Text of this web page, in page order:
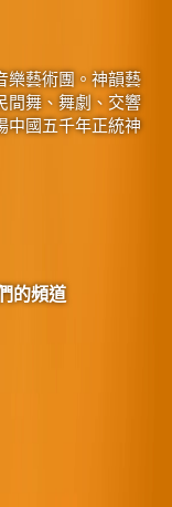
樂藝術團。神韻藝
間舞、舞劇、交響
中國五千年正統神
的頻道